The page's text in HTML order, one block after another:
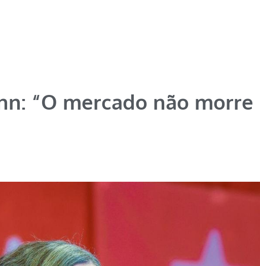
“O mercado não morre